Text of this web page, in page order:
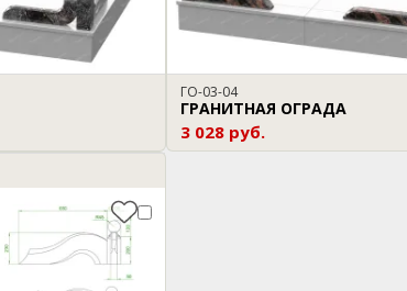
ГО-03-04
ГРАНИТНАЯ ОГРАДА
3 028 руб.